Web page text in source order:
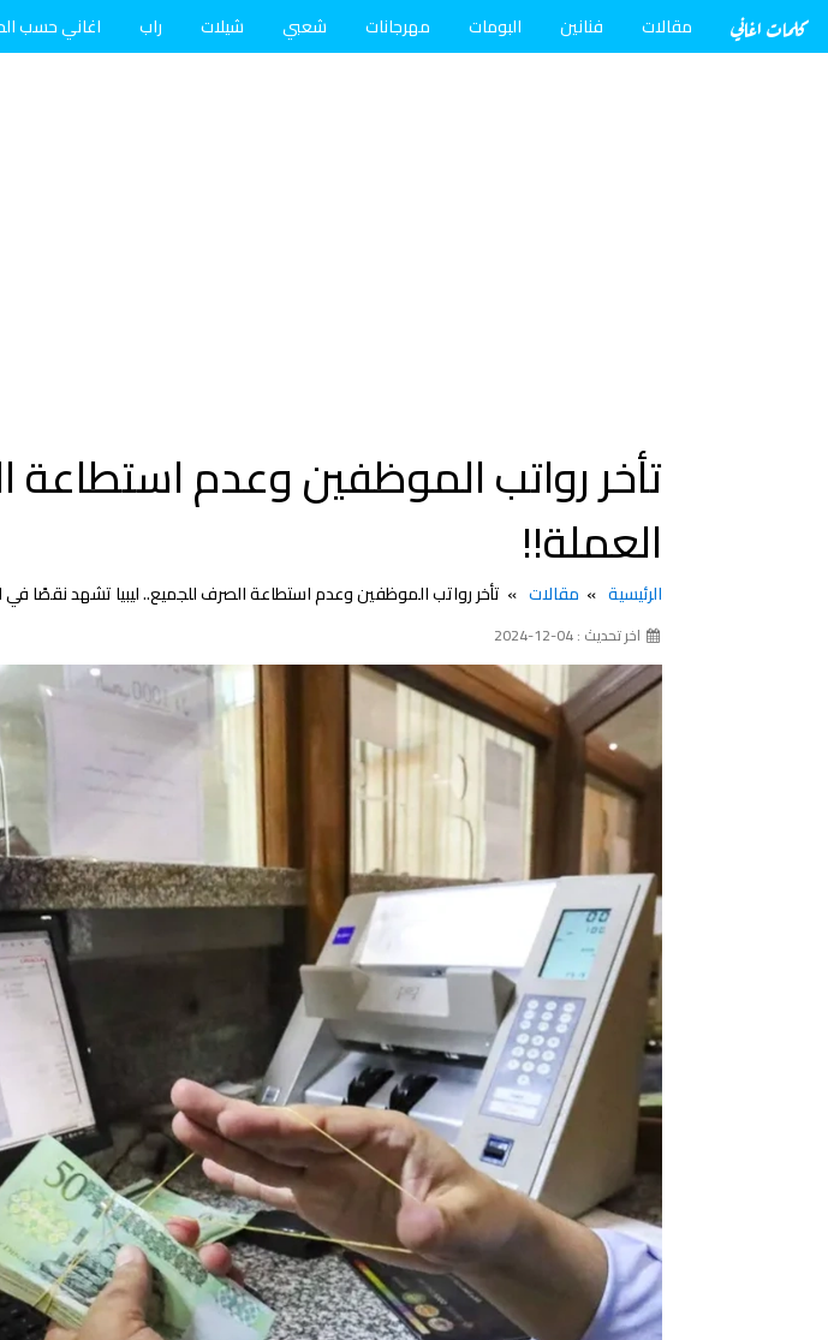
كلمات اغاني مقالات فنانين البومات مهرجانات شعبي شيلات راب اغاني حسب
تأخر رواتب الموظفين وعدم
العملة!!
الرئيسية مقالات تأخر رواتب الموظفين وعدم استطاعة الصرف للجميع.. ليبيا تشهد نقصًا في
اخر تحديث : 04-12-2024